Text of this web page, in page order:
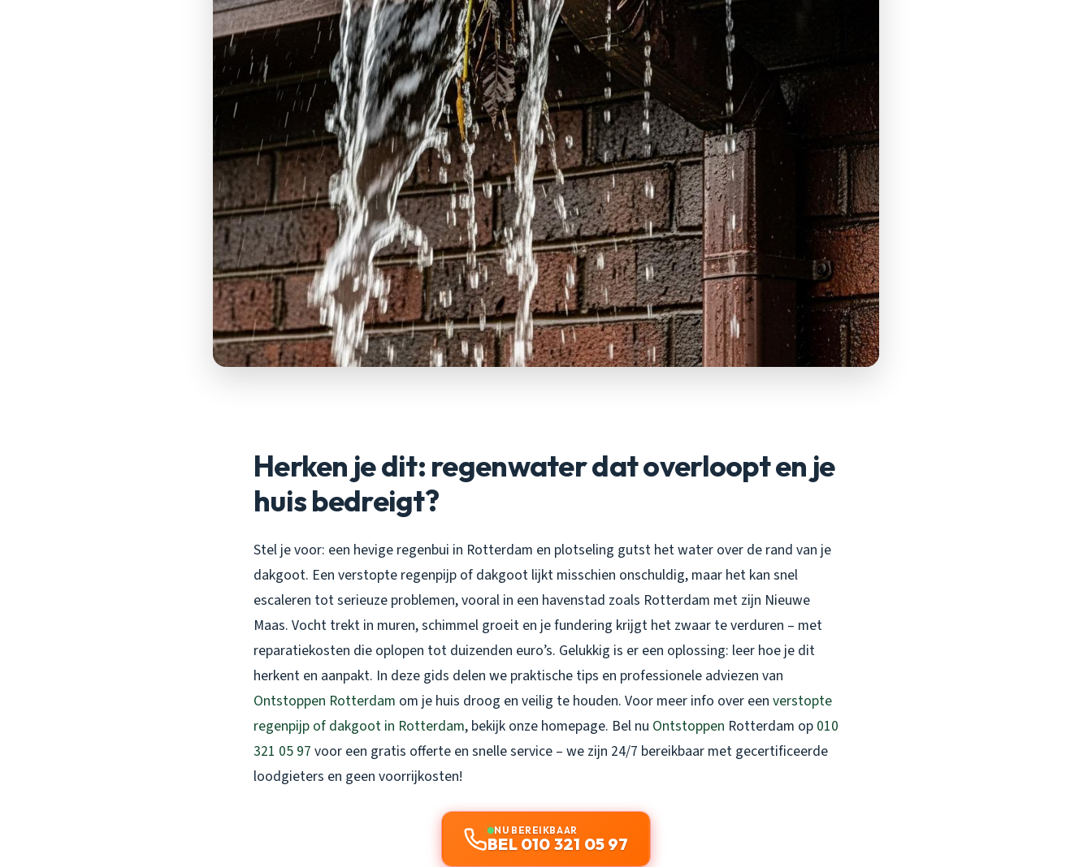
Herken je dit: regenwater dat overloopt en je
huis bedreigt?
Stel je voor: een hevige regenbui in Rotterdam en plotseling gutst het water over de rand van je
dakgoot. Een verstopte regenpijp of dakgoot lijkt misschien onschuldig, maar het kan snel
escaleren tot serieuze problemen, vooral in een havenstad zoals Rotterdam met zijn Nieuwe
Maas. Vocht trekt in muren, schimmel groeit en je fundering krijgt het zwaar te verduren – met
reparatiekosten die oplopen tot duizenden euro’s. Gelukkig is er een oplossing: leer hoe je dit
herkent en aanpakt. In deze gids delen we praktische tips en professionele adviezen van
Ontstoppen Rotterdam om je huis droog en veilig te houden. Voor meer info over een verstopte
regenpijp of dakgoot in Rotterdam, bekijk onze homepage. Bel nu Ontstoppen Rotterdam op 010
321 05 97 voor een gratis offerte en snelle service – we zijn 24/7 bereikbaar met gecertificeerde
loodgieters en geen voorrijkosten!
NU BEREIKBAAR
BEL 010 321 05 97